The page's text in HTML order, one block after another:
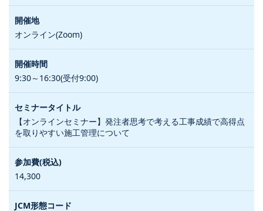
オンライン(Zoom)
9:30～16:30(受付9:00)
【オンラインセミナー】発注者思考で考える工事成績で高得点
を取りやすい施工管理について
14,300